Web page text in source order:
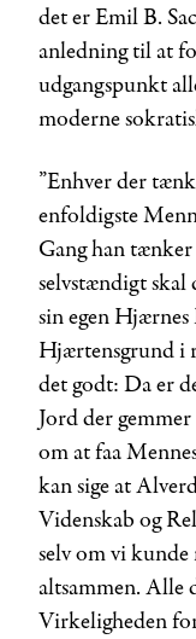
det er Emil B.
anledning til at
udgangspunkt
moderne
”Enhver der
enfoldigste
Gang han
selvstændigt skal
sin egen
Hjærtensgrund i
det godt: Da er
Jord der
om at faa
kan sige at
Videnskab og
selv om vi
altsammen. Alle
Virkeligheden